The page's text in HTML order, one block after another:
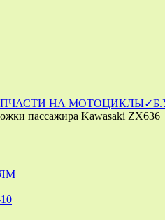
НА МОТОЦИКЛЫ
пассажира Kawasaki